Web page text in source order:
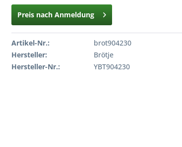
Preis nach Anmeldung
Artikel-Nr.:
brot904230
Hersteller:
Brötje
Hersteller-Nr.:
YBT904230